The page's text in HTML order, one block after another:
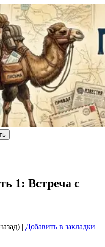
1: Встреча с
| Добавить в закладки |